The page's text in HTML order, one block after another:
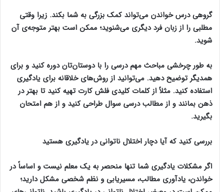
گروهی درس خواندن می‌تواند کمک بزرگی به شما بکند. زیرا وقتی
مطلبی را از زبان فرد دیگری می‌شنوید؛ ممکن است بهتر متوجه‌ی آن
شوید.
به طور چرخشی مباحث مهم درسی را با دوستان‌تان دوره کنید و برای
همدیگر توضیح دهید. می‌توانید از روش‌های خلاقانه برای یادگیری
استفاده کنید. مثلاً از کلمات کلیدی فلش کارت تهیه کنید تا بهتر در
ذهن بمانند و از مطالب درسی سوال طراحی کنید و از هم امتحان
بگیرید.
بررسی کنید که آیا دچار اختلال ناتوانی در یادگیری هستید
اگر مشکلات یادگیری شما تنها منحصر به یک معلم نیست و اساساً در
خواندن، یادآوری مطالب، مسیریابی و نظم شخصی مشکل دارید؛